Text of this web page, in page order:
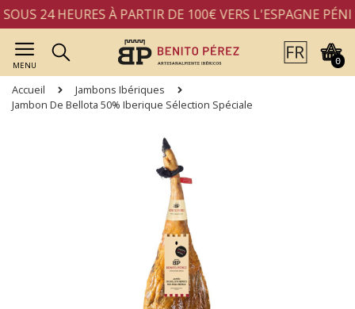
24 HEURES À PARTIR DE 100€ VERS L'ESPAGNE
MENU 0
Accueil
Jambons Ibériques
Jambon De Bellota 50% Iberique Sélection Spéciale